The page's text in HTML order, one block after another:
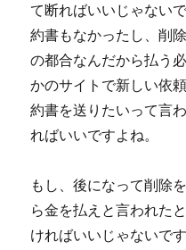
て断ればいいじゃない
約書もなかったし、削
の都合なんだから払う
かのサイトで新しい依
約書を送りたいって言
ればいいですよね。
もし、後になって削除
ら金を払えと言われた
ければいいじゃないで